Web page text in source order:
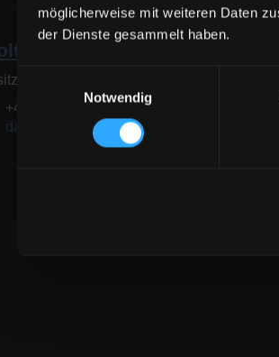
möglicherweise mit weiteren Daten
der Dienste gesammelt haben.
Einwilligungsauswahl
Notwendig
München
+49 176 45646378
daniel.holt@eurocommunication.com